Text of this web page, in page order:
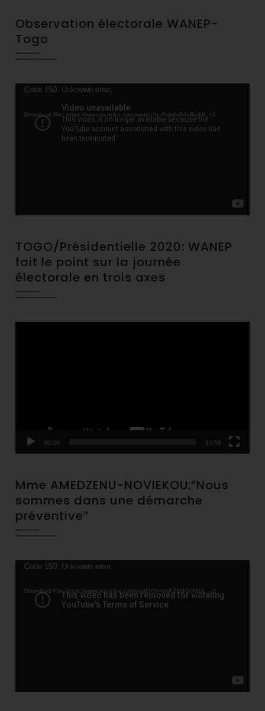
Observation électorale WANEP-
Togo
Video
Code 150: Unknown error.
Download File: https://www.youtube.com/watch?v=FrAdkGdaBu4&_=1
TOGO/Présidentielle 2020: WANEP
fait le point sur la journée
électorale en trois axes
00:00 10:56
Mme AMEDZENU-NOVIEKOU:”Nous
sommes dans une démarche
préventive”
Video
Code 150: Unknown error.
Download File: https://www.youtube.com/watch?v=shK28ldQnNE&_=3